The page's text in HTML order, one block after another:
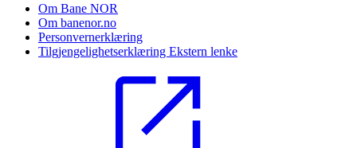
Om Bane NOR
Om banenor.no
Personvernerklæring
Tilgjengelighetserklæring Ekstern lenke